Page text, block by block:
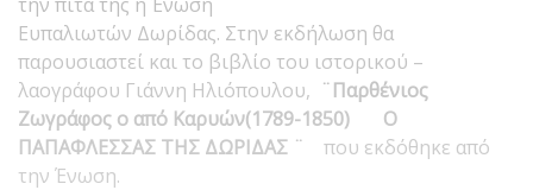
Ευπαλιωτών Δωρίδας. Στην εκδήλωση θα
παρουσιαστεί και το βιβλίο του ιστορικού –
λαογράφου Γιάννη Ηλιόπουλου, ¨Παρθένιος
Ζωγράφος ο από Καρυών(1789-1850) Ο
ΠΑΠΑΦΛΕΣΣΑΣ ΤΗΣ ΔΩΡΙΔΑΣ ¨ που εκδόθηκε από
την Ένωση.